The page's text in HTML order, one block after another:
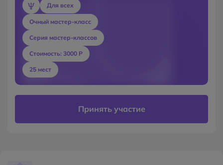
Для всех
Очный мастер-класс
Серия мастер-классов
Стоимость: 3000 Р
25 мест
Принять участие